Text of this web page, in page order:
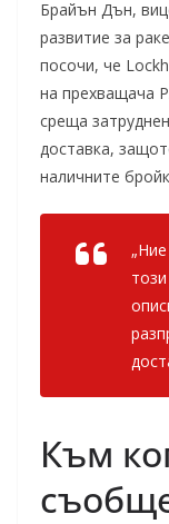
Брайън Дън,
развитие за
посочи, че
на прехващача
среща
доставка,
наличните
Към